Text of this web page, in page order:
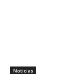
Noticias